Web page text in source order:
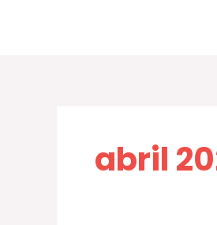
abril